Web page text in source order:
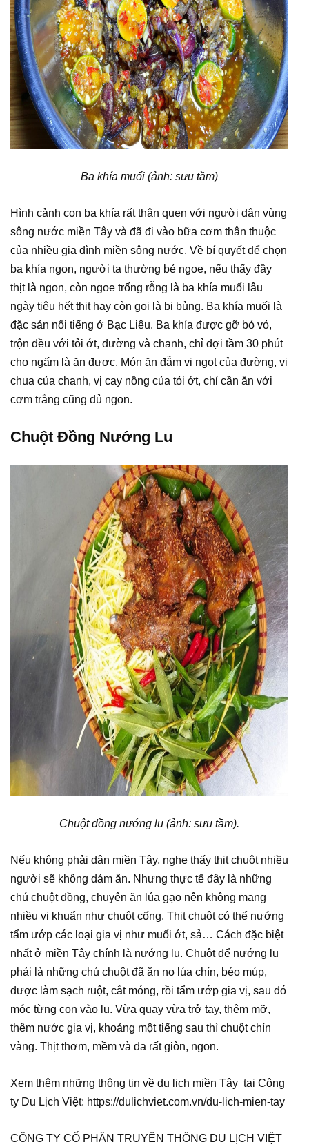
Ba khía muối (ảnh: sưu tầm)
Hình cảnh con ba khía rất thân quen với người dân vùng
sông nước miền Tây và đã đi vào bữa cơm thân thuộc
của nhiều gia đình miền sông nước. Về bí quyết để chọn
ba khía ngon, người ta thường bẻ ngoe, nếu thấy đầy
thịt là ngon, còn ngoe trống rỗng là ba khía muối lâu
ngày tiêu hết thịt hay còn gọi là bị bủng. Ba khía muối là
đặc sản nổi tiếng ở Bạc Liêu. Ba khía được gỡ bỏ vỏ,
trộn đều với tỏi ớt, đường và chanh, chỉ đợi tầm 30 phút
cho ngấm là ăn được. Món ăn đẫm vị ngọt của đường, vị
chua của chanh, vị cay nồng của tỏi ớt, chỉ cần ăn với
cơm trắng cũng đủ ngon.
Chuột Đồng Nướng Lu
Chuột đồng nướng lu (ảnh: sưu tầm).
Nếu không phải dân miền Tây, nghe thấy thịt chuột nhiều
người sẽ không dám ăn. Nhưng thực tế đây là những
chú chuột đồng, chuyên ăn lúa gạo nên không mang
nhiều vi khuẩn như chuột cống. Thịt chuột có thể nướng
tẩm ướp các loại gia vị như muối ớt, sả… Cách đặc biệt
nhất ở miền Tây chính là nướng lu. Chuột để nướng lu
phải là những chú chuột đã ăn no lúa chín, béo múp,
được làm sạch ruột, cắt móng, rồi tẩm ướp gia vị, sau đó
móc từng con vào lu. Vừa quay vừa trở tay, thêm mỡ,
thêm nước gia vị, khoảng một tiếng sau thì chuột chín
vàng. Thịt thơm, mềm và da rất giòn, ngon.
Xem thêm những thông tin về du lịch miền Tây tại Công
ty Du Lịch Việt: https://dulichviet.com.vn/du-lich-mien-tay
CÔNG TY CỔ PHẦN TRUYỀN THÔNG DU LỊCH VIỆT